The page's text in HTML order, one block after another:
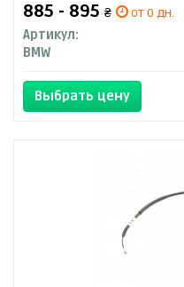
885 - 895 ₴
от 0 дн.
Артикул:
BMW
Выбрать цену